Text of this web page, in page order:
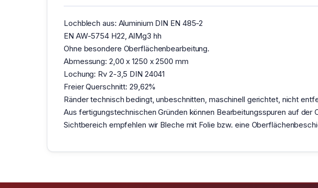
Lochblech aus: Aluminium DIN EN 485-2
EN AW-5754 H22, AlMg3 hh
Ohne besondere Oberflächenbearbeitung.
Abmessung: 2,00 x 1250 x 2500 mm
Lochung: Rv 2-3,5 DIN 24041
Freier Querschnitt: 29,62%
Ränder technisch bedingt, unbeschnitten, maschinell gerichtet, nicht
Aus fertigungstechnischen Gründen können Bearbeitungsspuren auf
Sichtbereich empfehlen wir Bleche mit Folie bzw. eine